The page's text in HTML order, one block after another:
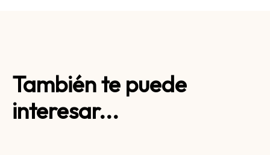
También te puede
interesar...